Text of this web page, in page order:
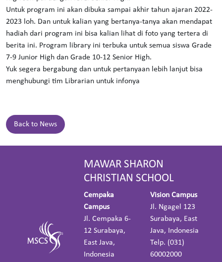
Untuk program ini akan dibuka sampai akhir tahun ajaran 2022-
2023 loh. Dan untuk kalian yang bertanya-tanya akan mendapat
hadiah dari program ini bisa kalian lihat di foto yang tertera di
berita ini. Program library ini terbuka untuk semua siswa Grade
7-9 Junior High dan Grade 10-12 Senior High.
Yuk segera bergabung dan untuk pertanyaan lebih lanjut bisa
menghubungi tim Librarian untuk infonya
Back to News
MAWAR SHARON
CHRISTIAN SCHOOL
Cempaka
Campus
Jl. Cempaka 6-
12 Surabaya,
East Java,
Indonesia
Vision Campus
Jl. Ngagel 123
Surabaya, East
Java, Indonesia
Telp. (031)
60002000